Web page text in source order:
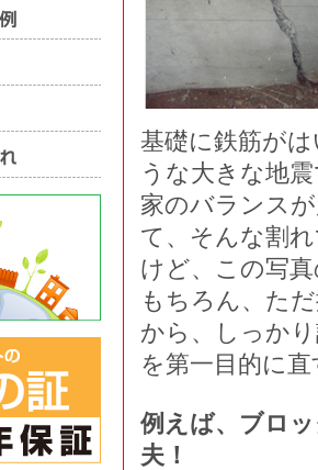
基礎に鉄筋が
うな大きな地
家のバランス
て、そんな割
けど、この写
もちろん、た
から、しっか
を第一目的に
例えば、ブロ
夫！